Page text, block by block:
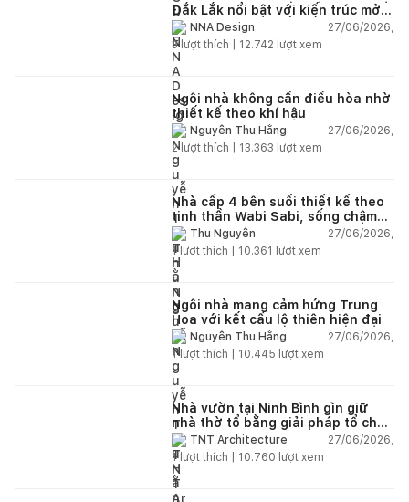
Đắk Lắk nổi bật với kiến trúc mở
và hệ sân vườn kết nối thiên
nhiên
NNA Design
27/06/2026,
3lượt thích | 12.742 lượt xem
Ngôi nhà không cần điều hòa nhờ
thiết kế theo khí hậu
Nguyễn Thu Hằng
27/06/2026,
2lượt thích | 13.363 lượt xem
Nhà cấp 4 bên suối thiết kế theo
tinh thần Wabi Sabi, sống chậm
giữa thiên nhiên
Thu Nguyễn
27/06/2026,
1lượt thích | 10.361 lượt xem
Ngôi nhà mang cảm hứng Trung
Hoa với kết cấu lộ thiên hiện đại
Nguyễn Thu Hằng
27/06/2026,
1lượt thích | 10.445 lượt xem
Nhà vườn tại Ninh Bình gìn giữ
nhà thờ tổ bằng giải pháp tổ chức
lại không gian
TNT Architecture
27/06/2026,
1lượt thích | 10.760 lượt xem